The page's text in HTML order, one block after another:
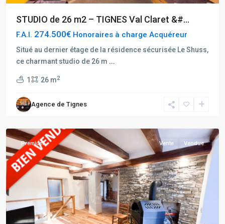
STUDIO de 26 m2 – TIGNES Val Claret &#...
F.A.I. 274.500€ Honoraires à charge Acquéreur
Situé au dernier étage de la résidence sécurisée Le Shuss,
ce charmant studio de 26 m ...
1 26 m2
Agence de Tignes
Premium Vente Vendue